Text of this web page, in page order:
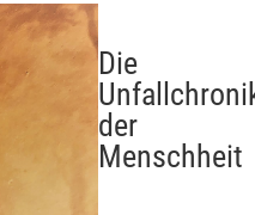
Die
der
Menschheit